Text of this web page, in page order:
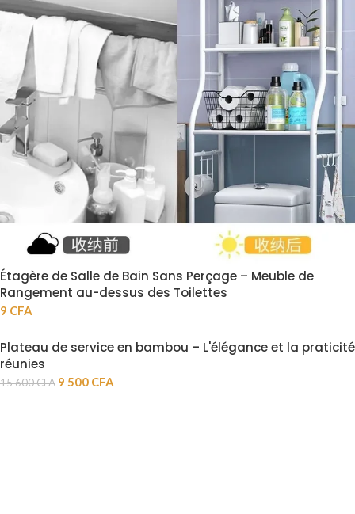
Étagère de Salle de Bain Sans Perçage – Meuble de
Rangement au-dessus des Toilettes
9 CFA
Plateau de service en bambou – L'élégance et la praticité
réunies
15 600CFA 9 500 CFA